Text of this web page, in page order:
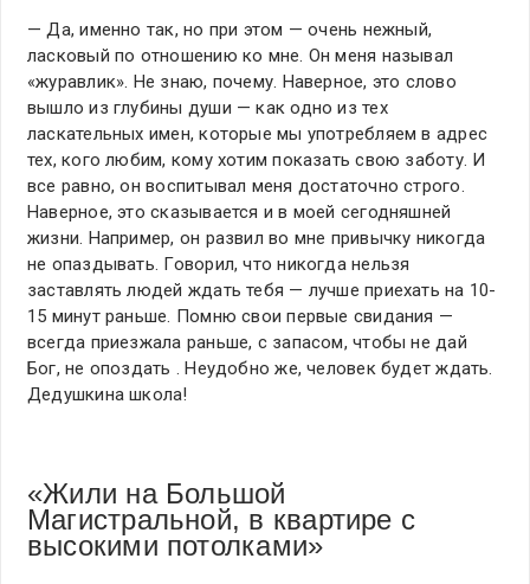
— Да, именно так, но при этом — очень нежный,
ласковый по отношению ко мне. Он меня называл
«журавлик». Не знаю, почему. Наверное, это слово
вышло из глубины души — как одно из тех
ласкательных имен, которые мы употребляем в адрес
тех, кого любим, кому хотим показать свою заботу. И
все равно, он воспитывал меня достаточно строго.
Наверное, это сказывается и в моей сегодняшней
жизни. Например, он развил во мне привычку никогда
не опаздывать. Говорил, что никогда нельзя
заставлять людей ждать тебя — лучше приехать на 10-
15 минут раньше. Помню свои первые свидания —
всегда приезжала раньше, с запасом, чтобы не дай
Бог, не опоздать . Неудобно же, человек будет ждать.
Дедушкина школа!
«Жили на Большой
Магистральной, в квартире с
высокими потолками»